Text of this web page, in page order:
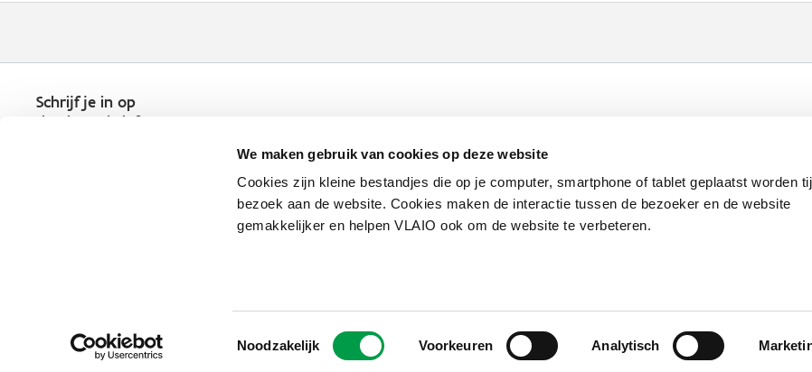
We maken gebruik van cookies op deze website
Cookies zijn kleine bestandjes die op je computer, smartphone of tablet geplaatst worden
bezoek aan de website. Cookies maken de interactie tussen de bezoeker en de website
gemakkelijker en helpen VLAIO ook om de website te verbeteren.
Toestemmingsselectie
Noodzakelijk Voorkeuren Analytisch
Schrijf je in op
de nieuwsbrief
Communicatieverplichtingen & logo's
uitgegeven door VLAIO
PRIVACYBELEID
TOEGANKELIJKHEID COOKIES